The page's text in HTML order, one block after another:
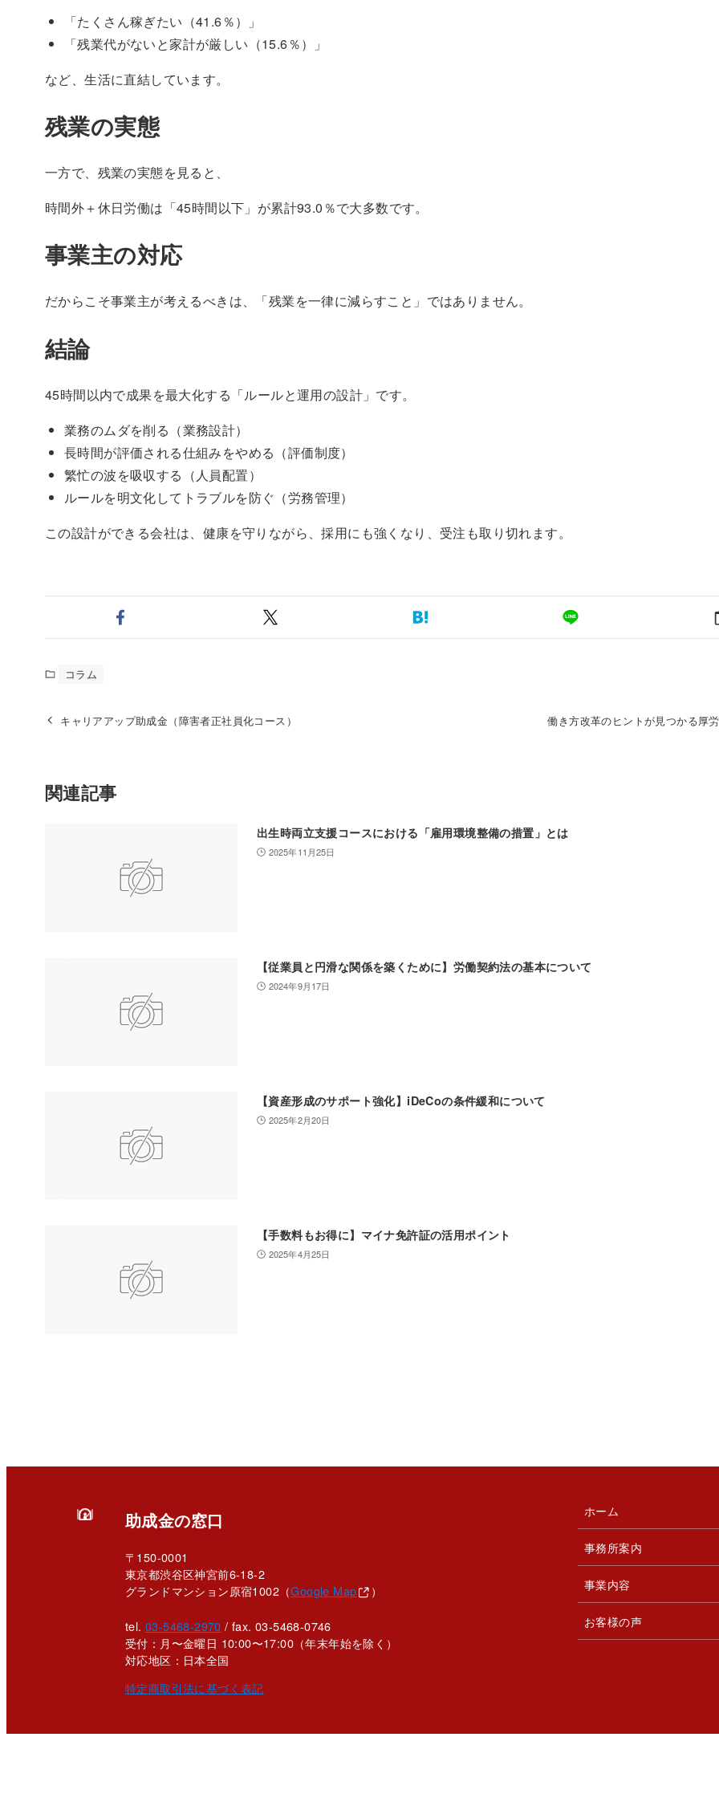
「たくさん稼ぎたい（41.6％）」
「残業代がないと家計が厳しい（15.6％）」
など、生活に直結しています。
残業の実態
一方で、残業の実態を見ると、
時間外＋休日労働は「45時間以下」が累計93.0％で大多数です。
事業主の対応
だからこそ事業主が考えるべきは、「残業を一律に減らすこと」ではありません。
結論
45時間以内で成果を最大化する「ルールと運用の設計」です。
業務のムダを削る（業務設計）
長時間が評価される仕組みをやめる（評価制度）
繁忙の波を吸収する（人員配置）
ルールを明文化してトラブルを防ぐ（労務管理）
この設計ができる会社は、健康を守りながら、採用にも強くなり、受注も取り切れます。
コラム
キャリアアップ助成金（障害者正社員化コース） 働き方改革のヒントが見つかる厚
関連記事
出生時両立支援コースにおける「雇用環境整備の措置」とは
2025年11月25日
【従業員と円滑な関係を築くために】労働契約法の基本について
2024年9月17日
【資産形成のサポート強化】iDeCoの条件緩和について
2025年2月20日
【手数料もお得に】マイナ免許証の活用ポイント
2025年4月25日
助成金の窓口
〒150-0001
東京都渋谷区神宮前6-18-2
グランドマンション原宿1002（Google Map ）
tel. 03-5468-2970 / fax. 03-5468-0746
受付：月〜金曜日 10:00〜17:00 （年末年始を除く）
対応地区：日本全国
特定商取引法に基づく表記
ホーム
事務所案内
事業内容
お客様の声